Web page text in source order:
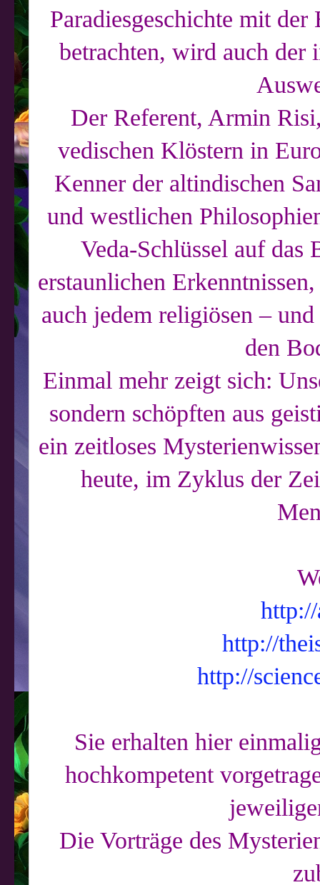
Paradiesgeschichte mit der
betrachten, wird auch der
Der Referent, Armin
vedischen Klöstern in
Kenner der altindischen
und westlichen
Veda-Schlüssel auf das
erstaunlichen
auch jedem religiösen –
den
Einmal mehr zeigt sich:
sondern schöpften aus
ein zeitloses
heute, im Zyklus der
http://
http://
Sie erhalten hier
hochkompetent
Die Vorträge des